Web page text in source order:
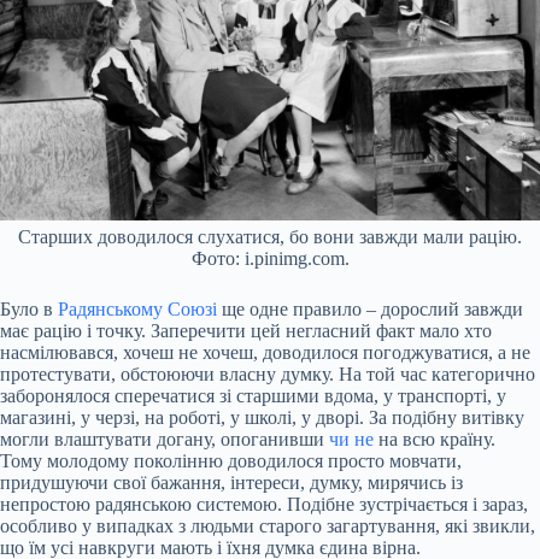
Старших доводилося слухатися, бо вони завжди мали рацію.
Фото: i.pinimg.com.
Було в Радянському Союзі ще одне правило – дорослий завжди
має рацію і точку. Заперечити цей негласний факт мало хто
насмілювався, хочеш не хочеш, доводилося погоджуватися, а не
протестувати, обстоюючи власну думку. На той час категорично
заборонялося сперечатися зі старшими вдома, у транспорті, у
магазині, у черзі, на роботі, у школі, у дворі. За подібну витівку
могли влаштувати догану, опоганивши чи не на всю країну.
Тому молодому поколінню доводилося просто мовчати,
придушуючи свої бажання, інтереси, думку, мирячись із
непростою радянською системою. Подібне зустрічається і зараз,
особливо у випадках з людьми старого загартування, які звикли,
що їм усі навкруги мають і їхня думка єдина вірна.